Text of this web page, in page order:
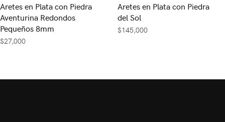
Aretes en Plata con Piedra
Aventurina Redondos
Pequeños 8mm
$27,000
Aretes en Plata con Piedra
del Sol
$145,000